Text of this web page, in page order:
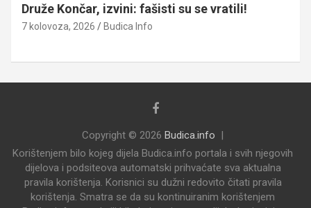
Druže Končar, izvini: fašisti su se vratili!
7 kolovoza, 2026 Budica Info
Copyright © 2026 Budica.info
Korištenjem bilo kojeg dijela Budica.info portala i svih njegovih
dijelova i podsiteova automatski prihvaćate sva aktualna
pravila korištenja. Korisnici su dužni redovito čitati pravila
korištenja. Smatra se da su kontinuiranim korištenjem